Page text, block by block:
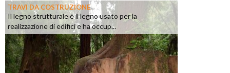
TRAVI DA COSTRUZIONE
Il legno strutturale è il legno usato per la
realizzazione di edifici e ha occup...